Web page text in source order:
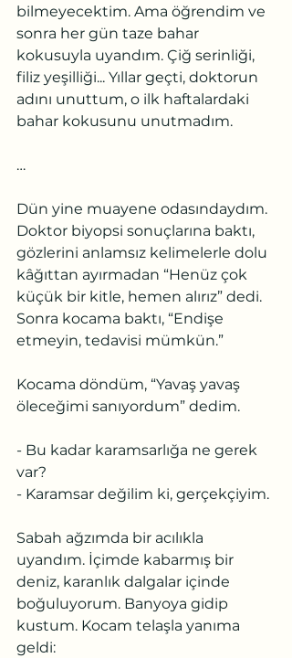
bilmeyecektim. Ama öğrendim ve
sonra her gün taze bahar
kokusuyla uyandım. Çiğ serinliği,
filiz yeşilliği... Yıllar geçti, doktorun
adını unuttum, o ilk haftalardaki
bahar kokusunu unutmadım.
…
Dün yine muayene odasındaydım.
Doktor biyopsi sonuçlarına baktı,
gözlerini anlamsız kelimelerle dolu
kâğıttan ayırmadan “Henüz çok
küçük bir kitle, hemen alırız” dedi.
Sonra kocama baktı, “Endişe
etmeyin, tedavisi mümkün.”
Kocama döndüm, “Yavaş yavaş
öleceğimi sanıyordum” dedim.
- Bu kadar karamsarlığa ne gerek
var?
- Karamsar değilim ki, gerçekçiyim.
Sabah ağzımda bir acılıkla
uyandım. İçimde kabarmış bir
deniz, karanlık dalgalar içinde
boğuluyorum. Banyoya gidip
kustum. Kocam telaşla yanıma
geldi: